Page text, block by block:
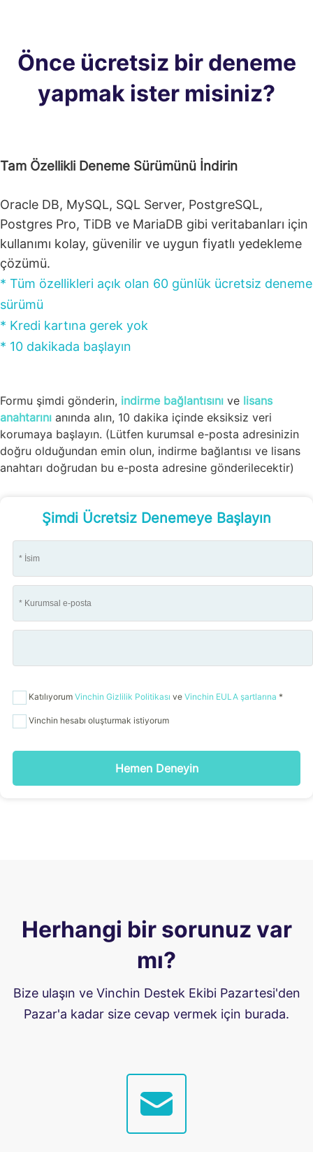
Önce ücretsiz bir deneme
yapmak ister misiniz?
Tam Özellikli Deneme Sürümünü İndirin
Oracle DB, MySQL, SQL Server, PostgreSQL,
Postgres Pro, TiDB ve MariaDB gibi veritabanları için
kullanımı kolay, güvenilir ve uygun fiyatlı yedekleme
çözümü.
* Tüm özellikleri açık olan 60 günlük ücretsiz deneme
sürümü
* Kredi kartına gerek yok
* 10 dakikada başlayın
Formu şimdi gönderin, indirme bağlantısını ve lisans
anahtarını anında alın, 10 dakika içinde eksiksiz veri
korumaya başlayın. (Lütfen kurumsal e-posta adresinizin
doğru olduğundan emin olun, indirme bağlantısı ve lisans
anahtarı doğrudan bu e-posta adresine gönderilecektir)
Şimdi Ücretsiz Denemeye Başlayın
Katılıyorum Vinchin Gizlilik Politikası ve Vinchin EULA şartlarına *
Vinchin hesabı oluşturmak istiyorum
Hemen Deneyin
Herhangi bir sorunuz var
mı?
Bize ulaşın ve Vinchin Destek Ekibi Pazartesi'den
Pazar'a kadar size cevap vermek için burada.